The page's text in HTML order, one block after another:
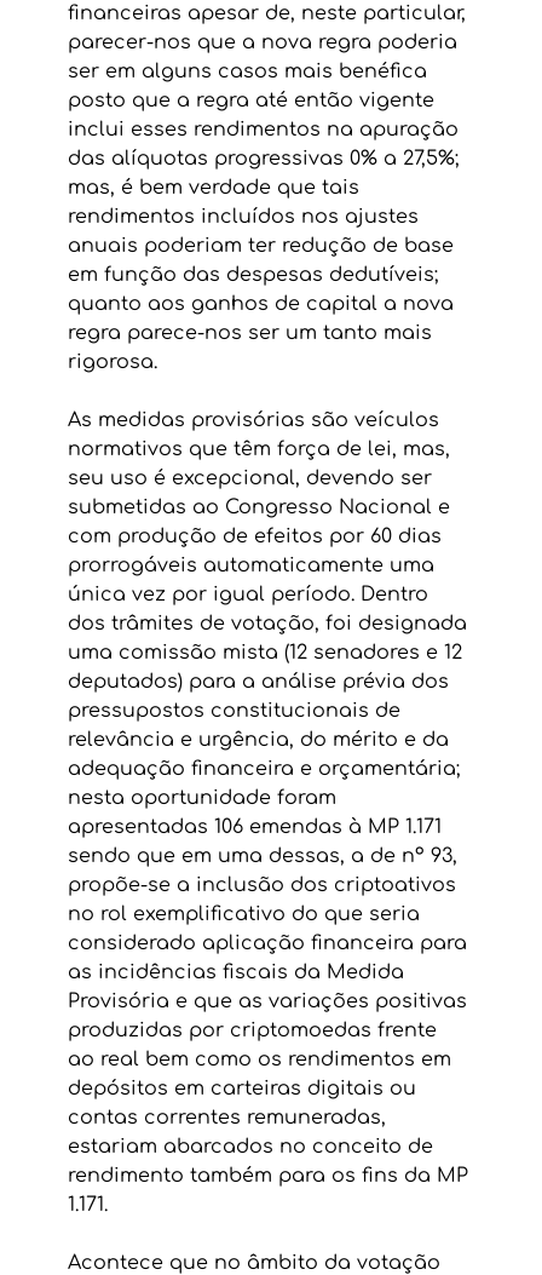
financeiras apesar de, neste particular,
parecer-nos que a nova regra poderia
ser em alguns casos mais benéfica
posto que a regra até então vigente
inclui esses rendimentos na apuração
das alíquotas progressivas 0% a 27,5%;
mas, é bem verdade que tais
rendimentos incluídos nos ajustes
anuais poderiam ter redução de base
em função das despesas dedutíveis;
quanto aos ganhos de capital a nova
regra parece-nos ser um tanto mais
rigorosa.
As medidas provisórias são veículos
normativos que têm força de lei, mas,
seu uso é excepcional, devendo ser
submetidas ao Congresso Nacional e
com produção de efeitos por 60 dias
prorrogáveis automaticamente uma
única vez por igual período. Dentro
dos trâmites de votação, foi designada
uma comissão mista (12 senadores e 12
deputados) para a análise prévia dos
pressupostos constitucionais de
relevância e urgência, do mérito e da
adequação financeira e orçamentária;
nesta oportunidade foram
apresentadas 106 emendas à MP 1.171
sendo que em uma dessas, a de nº 93,
propõe-se a inclusão dos criptoativos
no rol exemplificativo do que seria
considerado aplicação financeira para
as incidências fiscais da Medida
Provisória e que as variações positivas
produzidas por criptomoedas frente
ao real bem como os rendimentos em
depósitos em carteiras digitais ou
contas correntes remuneradas,
estariam abarcados no conceito de
rendimento também para os fins da MP
1.171.
Acontece que no âmbito da votação